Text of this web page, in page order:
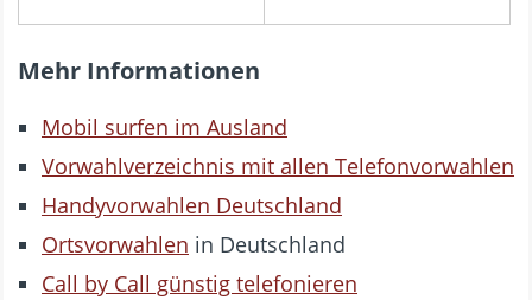
Mehr Informationen
Mobil surfen im Ausland
Vorwahlverzeichnis mit allen Telefonvorwahlen
Handyvorwahlen Deutschland
Ortsvorwahlen in Deutschland
Call by Call günstig telefonieren